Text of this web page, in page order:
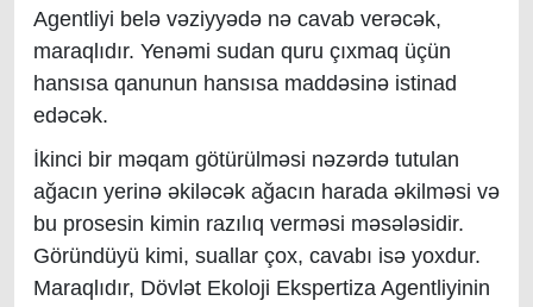
Agentliyi belə vəziyyədə nə cavab verəcək,
maraqlıdır. Yenəmi sudan quru çıxmaq üçün
hansısa qanunun hansısa maddəsinə istinad
edəcək.
İkinci bir məqam götürülməsi nəzərdə tutulan
ağacın yerinə əkiləcək ağacın harada əkilməsi və
bu prosesin kimin razılıq verməsi məsələsidir.
Göründüyü kimi, suallar çox, cavabı isə yoxdur.
Maraqlıdır, Dövlət Ekoloji Ekspertiza Agentliyinin